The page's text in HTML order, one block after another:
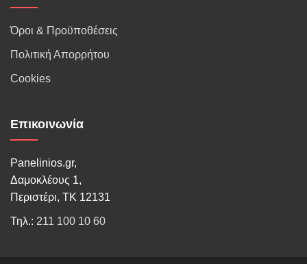
Όροι & Προϋποθέσεις
Πολιτική Απορρήτου
Cookies
Επικοινωνία
Panelinios.gr,
Δαμοκλέους 1,
Περιστέρι, ΤΚ 12131
Τηλ.: 211 100 10 60